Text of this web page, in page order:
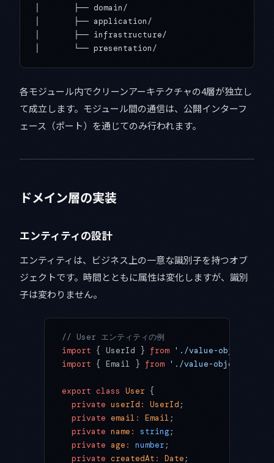
│       ├── domain/
│       ├── application/
│       ├── infrastructure/
各モジュール内でクリーンアーキテクチャの4層が独立し
て成立します。モジュール間の通信は、公開インターフ
ェース（ポート）を通じてのみ行われます。
ドメイン層の実装
エンティティの設計
エンティティは、ビジネス上の一意な識別子を持つオブ
ジェクトです。時間とともに属性は変化しますが、識別
子は変わりません。
// User エンティティの例
import { UserId } from './value-objects/
import { Email } from './value-objects/
export class User {
  private
userId : UserId ;
  private
email : Email ;
  private
name : string;
  private
age : number ;
  private
createdAt : Date ;